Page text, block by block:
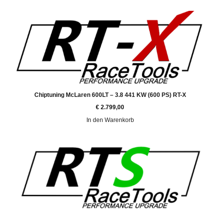
Chiptuning McLaren 600LT – 3.8 441 KW (600 PS) RT-X
€ 2.799,00
In den Warenkorb